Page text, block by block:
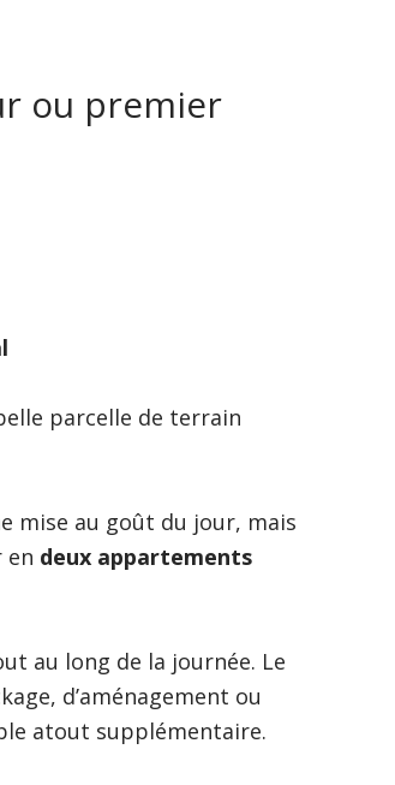
ou premier
parcelle de terrain
mise au goût du jour, mais
en deux appartements
au long de la journée. Le
d’aménagement ou
atout supplémentaire.